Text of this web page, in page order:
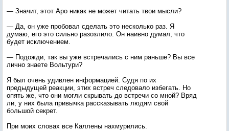
— Значит, этот Аро никак не может читать твои мысли?
— Да, он уже пробовал сделать это несколько раз. Я
думаю, его это сильно разозлило. Он наивно думал, что
будет исключением.
— Подожди, так вы уже встречались с ним раньше? Вы все
лично знаете Вольтури?
Я был очень удивлен информацией. Судя по их
предыдущей реакции, этих встреч следовало избегать. Но
опять же, что они могли скрывать до встречи со мной? Вряд
ли, у них была привычка рассказывать людям свой
большой секрет.
При моих словах все Каллены нахмурились.